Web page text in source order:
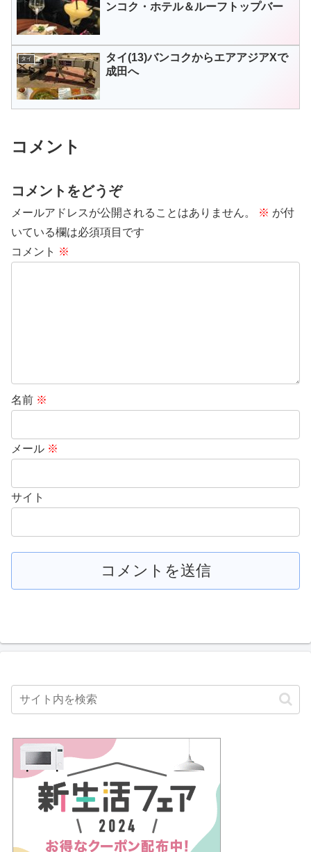
ンコク・ホテル＆ルーフトップバー
タイ
タイ(13)バンコクからエアアジアXで
成田へ
コメント
コメントをどうぞ
メールアドレスが公開されることはありません。 ※ が付
いている欄は必須項目です
コメント ※
名前 ※
メール ※
サイト